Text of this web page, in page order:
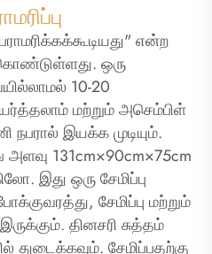
என்ற
ஒரு
10-20
மற்றும் அசெம்பிள்
இயக்க முடியும்.
அளவு 131cm×90cm×75cm
இது ஒரு சேமிப்பு
சேமிப்பு மற்றும்
தினசரி சுத்தம்
துடைக்கவும். சேமிப்பதற்கு